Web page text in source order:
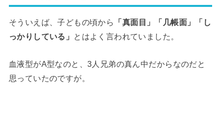
そういえば、子どもの頃から
「真面目」「几帳面」「し
っかりしている」 とはよく言われていました。
血液型がA型なのと、3人兄弟の真ん中だからなのだと
思っていたのですが。